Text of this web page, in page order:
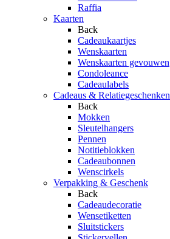
Raffia
Kaarten
Back
Cadeaukaartjes
Wenskaarten
Wenskaarten gevouwen
Condoleance
Cadeaulabels
Cadeaus & Relatiegeschenken
Back
Mokken
Sleutelhangers
Pennen
Notitieblokken
Cadeaubonnen
Wenscirkels
Verpakking & Geschenk
Back
Cadeaudecoratie
Wensetiketten
Sluitstickers